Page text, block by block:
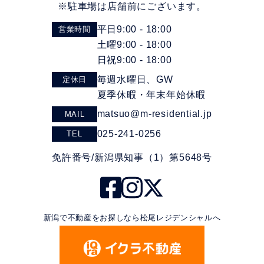
※駐車場は店舗前にございます。
営業時間
平日9:00 - 18:00
土曜9:00 - 18:00
日祝9:00 - 18:00
定休日
毎週水曜日、GW
夏季休暇・年末年始休暇
MAIL matsuo@m-residential.jp
TEL 025-241-0256
免許番号/新潟県知事（1）第5648号
新潟で不動産をお探しなら松尾レジデンシャルへ